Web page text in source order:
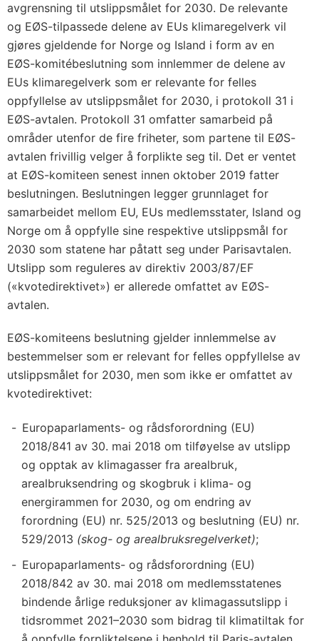
avgrensning til utslippsmålet for 2030. De relevante
og EØS-tilpassede delene av EUs klimaregelverk vil
gjøres gjeldende for Norge og Island i form av en
EØS-komitébeslutning som innlemmer de delene av
EUs klimaregelverk som er relevante for felles
oppfyllelse av utslippsmålet for 2030, i protokoll 31 i
EØS-avtalen. Protokoll 31 omfatter samarbeid på
områder utenfor de fire friheter, som partene til EØS-
avtalen frivillig velger å forplikte seg til. Det er ventet
at EØS-komiteen senest innen oktober 2019 fatter
beslutningen. Beslutningen legger grunnlaget for
samarbeidet mellom EU, EUs medlemsstater, Island og
Norge om å oppfylle sine respektive utslippsmål for
2030 som statene har påtatt seg under Parisavtalen.
Utslipp som reguleres av direktiv 2003/87/EF
(«kvotedirektivet») er allerede omfattet av EØS-
avtalen.
EØS-komiteens beslutning gjelder innlemmelse av
bestemmelser som er relevant for felles oppfyllelse av
utslippsmålet for 2030, men som ikke er omfattet av
kvotedirektivet:
Europaparlaments- og rådsforordning (EU)
2018/841 av 30. mai 2018 om tilføyelse av utslipp
og opptak av klimagasser fra arealbruk,
arealbruksendring og skogbruk i klima- og
energirammen for 2030, og om endring av
forordning (EU) nr. 525/2013 og beslutning (EU) nr.
529/2013 (skog- og arealbruksregelverket);
Europaparlaments- og rådsforordning (EU)
2018/842 av 30. mai 2018 om medlemsstatenes
bindende årlige reduksjoner av klimagassutslipp i
tidsrommet 2021–2030 som bidrag til klimatiltak for